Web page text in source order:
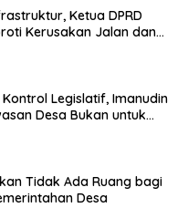
Ketua DPRD
Kerusakan Jalan dan
Kontrol Legislatif, Imanudin
Desa Bukan untuk
Tidak Ada Ruang bagi
Desa